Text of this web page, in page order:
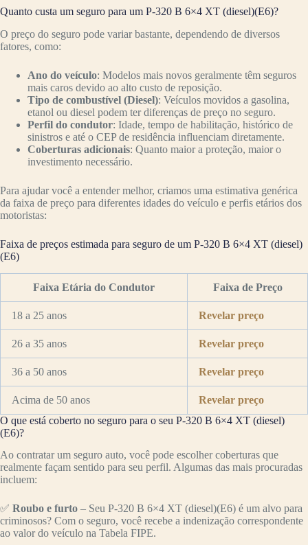
Quanto custa um seguro para um P-320 B 6×4 XT (diesel)(E6)?
O preço do seguro pode variar bastante, dependendo de diversos
fatores, como:
Ano do veículo: Modelos mais novos geralmente têm seguros
mais caros devido ao alto custo de reposição.
Tipo de combustível (Diesel): Veículos movidos a gasolina,
etanol ou diesel podem ter diferenças de preço no seguro.
Perfil do condutor: Idade, tempo de habilitação, histórico de
sinistros e até o CEP de residência influenciam diretamente.
Coberturas adicionais: Quanto maior a proteção, maior o
investimento necessário.
Para ajudar você a entender melhor, criamos uma estimativa genérica
da faixa de preço para diferentes idades do veículo e perfis etários dos
motoristas:
Faixa de preços estimada para seguro de um P-320 B 6×4 XT (diesel)
(E6)
Faixa Etária do Condutor Faixa de Preço
18 a 25 anos Revelar preço
26 a 35 anos Revelar preço
36 a 50 anos Revelar preço
Acima de 50 anos
Revelar preço
O que está coberto no seguro para o seu P-320 B 6×4 XT (diesel)
(E6)?
Ao contratar um seguro auto, você pode escolher coberturas que
realmente façam sentido para seu perfil. Algumas das mais procuradas
incluem:
✅ Roubo e furto – Seu P-320 B 6×4 XT (diesel)(E6) é um alvo para
criminosos? Com o seguro, você recebe a indenização correspondente
ao valor do veículo na Tabela FIPE.